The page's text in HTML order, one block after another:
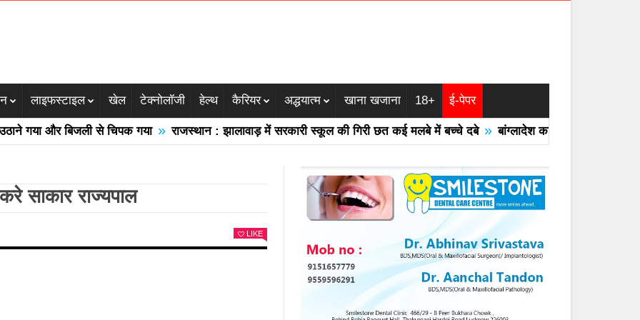
लाइफस्टाइल खेल टेक्नोलॉजी हेल्थ कैरियर अद्धयात्म खाना खजाना 18+ ई-पेपर
और बिजली से चिपक गया » राजस्थान : झालावाड़ में सरकारी स्कूल की गिरी छत कई मलबे में बच्चे दबे » बांग्लादेश का एयरफोर्स का F -7 ट्रेनर
साकार राज्यपाल
LIKE